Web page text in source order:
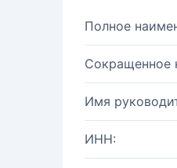
Полное
Сокращенное
Имя
ИНН: